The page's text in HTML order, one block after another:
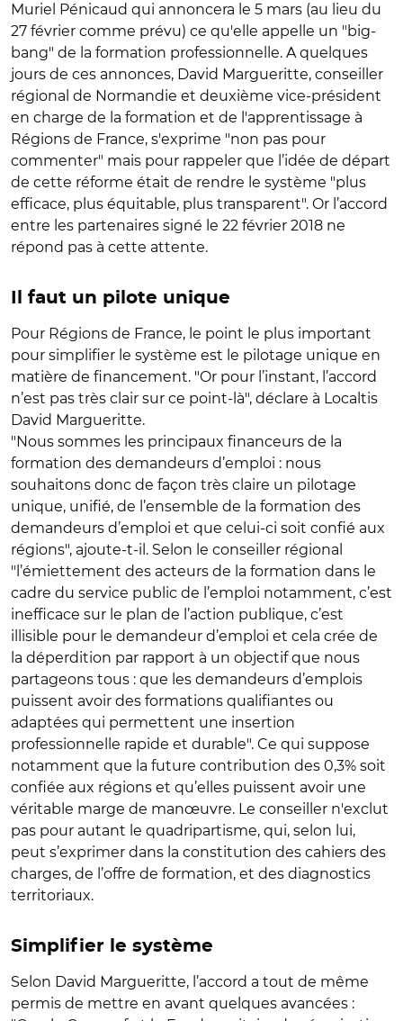
Muriel Pénicaud qui annoncera le 5 mars (au lieu du
27 février comme prévu) ce qu'elle appelle un "big-
bang" de la formation professionnelle. A quelques
jours de ces annonces, David Margueritte, conseiller
régional de Normandie et deuxième vice-président
en charge de la formation et de l'apprentissage à
Régions de France, s'exprime "non pas pour
commenter" mais pour rappeler que l’idée de départ
de cette réforme était de rendre le système "plus
efficace, plus équitable, plus transparent". Or l’accord
entre les partenaires signé le 22 février 2018 ne
répond pas à cette attente.
Il faut un pilote unique
Pour Régions de France, le point le plus important
pour simplifier le système est le pilotage unique en
matière de financement. "Or pour l’instant, l’accord
n’est pas très clair sur ce point-là", déclare à Localtis
David Margueritte.
"Nous sommes les principaux financeurs de la
formation des demandeurs d’emploi : nous
souhaitons donc de façon très claire un pilotage
unique, unifié, de l’ensemble de la formation des
demandeurs d’emploi et que celui-ci soit confié aux
régions", ajoute-t-il. Selon le conseiller régional
"l’émiettement des acteurs de la formation dans le
cadre du service public de l’emploi notamment, c’est
inefficace sur le plan de l’action publique, c’est
illisible pour le demandeur d’emploi et cela crée de
la déperdition par rapport à un objectif que nous
partageons tous : que les demandeurs d’emplois
puissent avoir des formations qualifiantes ou
adaptées qui permettent une insertion
professionnelle rapide et durable". Ce qui suppose
notamment que la future contribution des 0,3% soit
confiée aux régions et qu’elles puissent avoir une
véritable marge de manœuvre. Le conseiller n'exclut
pas pour autant le quadripartisme, qui, selon lui,
peut s’exprimer dans la constitution des cahiers des
charges, de l’offre de formation, et des diagnostics
territoriaux.
Simplifier le système
Selon David Margueritte, l’accord a tout de même
permis de mettre en avant quelques avancées :